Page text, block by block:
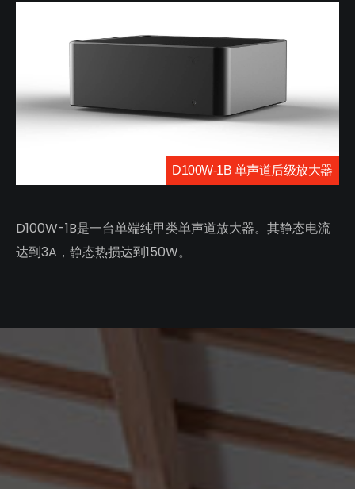
D100W-1B 单声道后级放大器
D100W-1B是一台单端纯甲类单声道放大器。其静态电流
达到3A，静态热损达到150W。